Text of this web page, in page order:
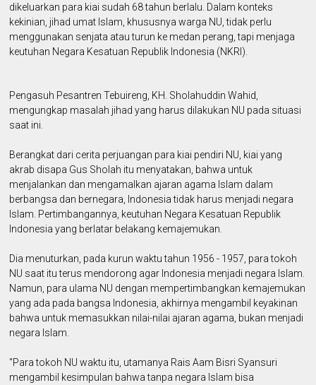
dikeluarkan para kiai sudah 68 tahun berlalu. Dalam konteks
kekinian, jihad umat Islam, khususnya warga NU, tidak perlu
menggunakan senjata atau turun ke medan perang, tapi menjaga
keutuhan Negara Kesatuan Republik Indonesia (NKRI).
Pengasuh Pesantren Tebuireng, KH. Sholahuddin Wahid,
mengungkap masalah jihad yang harus dilakukan NU pada situasi
saat ini.
Berangkat dari cerita perjuangan para kiai pendiri NU, kiai yang
akrab disapa Gus Sholah itu menyatakan, bahwa untuk
menjalankan dan mengamalkan ajaran agama Islam dalam
berbangsa dan bernegara, Indonesia tidak harus menjadi negara
Islam. Pertimbangannya, keutuhan Negara Kesatuan Republik
Indonesia yang berlatar belakang kemajemukan.
Dia menuturkan, pada kurun waktu tahun 1956 - 1957, para tokoh
NU saat itu terus mendorong agar Indonesia menjadi negara Islam.
Namun, para ulama NU dengan mempertimbangkan kemajemukan
yang ada pada bangsa Indonesia, akhirnya mengambil keyakinan
bahwa untuk memasukkan nilai-nilai ajaran agama, bukan menjadi
negara Islam.
"Para tokoh NU waktu itu, utamanya Rais Aam Bisri Syansuri
mengambil kesimpulan bahwa tanpa negara Islam bisa